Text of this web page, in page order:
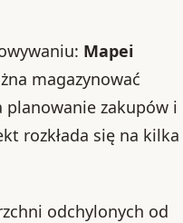
Mapei
magazynować
planowanie zakupów i
rozkłada się na kilka
odchylonych od